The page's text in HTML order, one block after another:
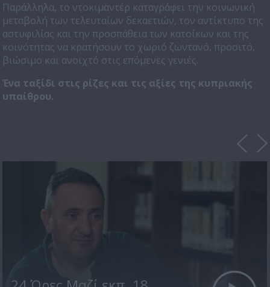
Παράλληλα, το ντοκιμαντέρ καταγράφει την κοινωνική
μεταβολή των τελευταίων δεκαετιών, τον αντίκτυπο της
αστυφιλίας και την προσπάθεια των κατοίκων και της
κοινότητας να κρατήσουν το χωριό ζωντανό, προσιτό,
βιώσιμο και ανοιχτό στις επόμενες γενιές.
Ένα ταξίδι στις ρίζες και τις αξίες της κυπριακής
υπαίθρου.